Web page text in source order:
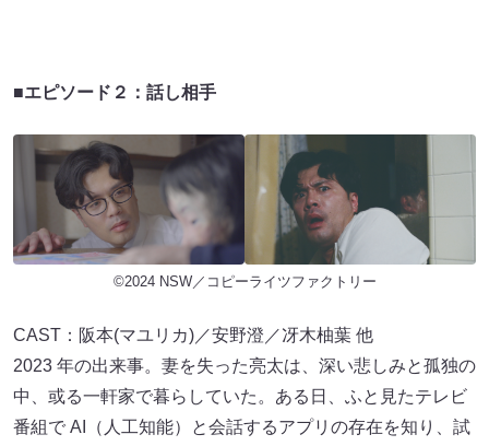
■エピソード２：話し相手
©2024 NSW／コピーライツファクトリー
CAST：阪本(マユリカ)／安野澄／冴木柚葉 他
2023 年の出来事。妻を失った亮太は、深い悲しみと孤独の
中、或る一軒家で暮らしていた。ある日、ふと見たテレビ
番組で AI（人工知能）と会話するアプリの存在を知り、試